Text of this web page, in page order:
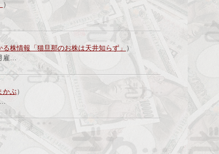
）
る株情報「猫旦那のお株は天井知らず」 ）
雇…
かぶ）